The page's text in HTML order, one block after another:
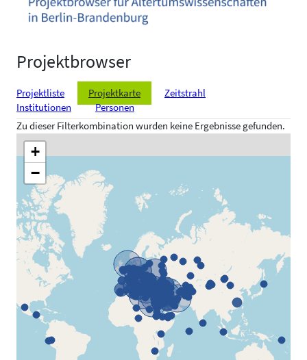
Projektbrowser
Projektliste Projektkarte
Zeitstrahl
Institutionen
Personen
Zu dieser Filterkombination wurden keine Ergebnisse gefunden.
+
−